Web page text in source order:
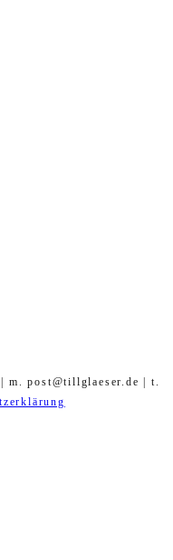
post@tillglaeser.de | t.